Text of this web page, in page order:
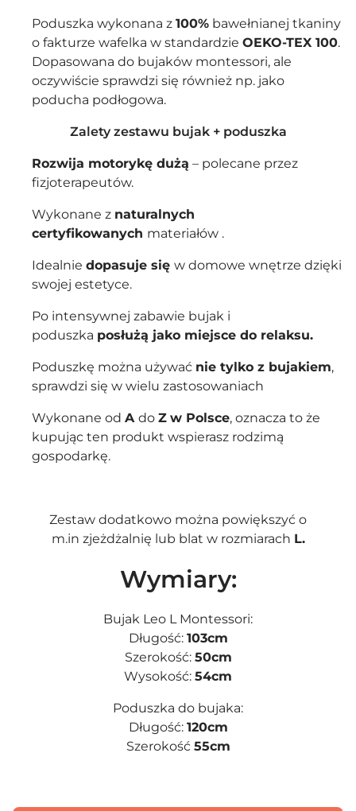
Poduszka wykonana z 100% bawełnianej tkaniny
o fakturze wafelka w standardzie OEKO-TEX 100.
Dopasowana do bujaków montessori, ale
oczywiście sprawdzi się również np. jako
poducha podłogowa.
Zalety zestawu bujak + poduszka
Rozwija motorykę dużą – polecane przez
fizjoterapeutów.
Wykonane z naturalnych
certyfikowanych materiałów .
Idealnie dopasuje się w domowe wnętrze dzięki
swojej estetyce.
Po intensywnej zabawie bujak i
poduszka posłużą jako miejsce do relaksu.
Poduszkę można używać nie tylko z bujakiem,
sprawdzi się w wielu zastosowaniach
Wykonane od A do Z w Polsce, oznacza to że
kupując ten produkt wspierasz rodzimą
gospodarkę.
Zestaw dodatkowo można powiększyć o
m.in zjeżdżalnię lub blat w rozmiarach L.
Wymiary:
Bujak Leo L Montessori:
Długość: 103cm
Szerokość: 50cm
Wysokość: 54cm
Poduszka do bujaka:
Długość: 120cm
Szerokość 55cm